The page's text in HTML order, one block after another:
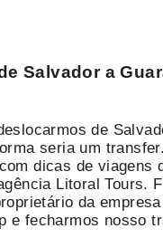
Salvador a
de
seria um
dicas de viagens
Litoral Tours.
da
e fecharmos nosso